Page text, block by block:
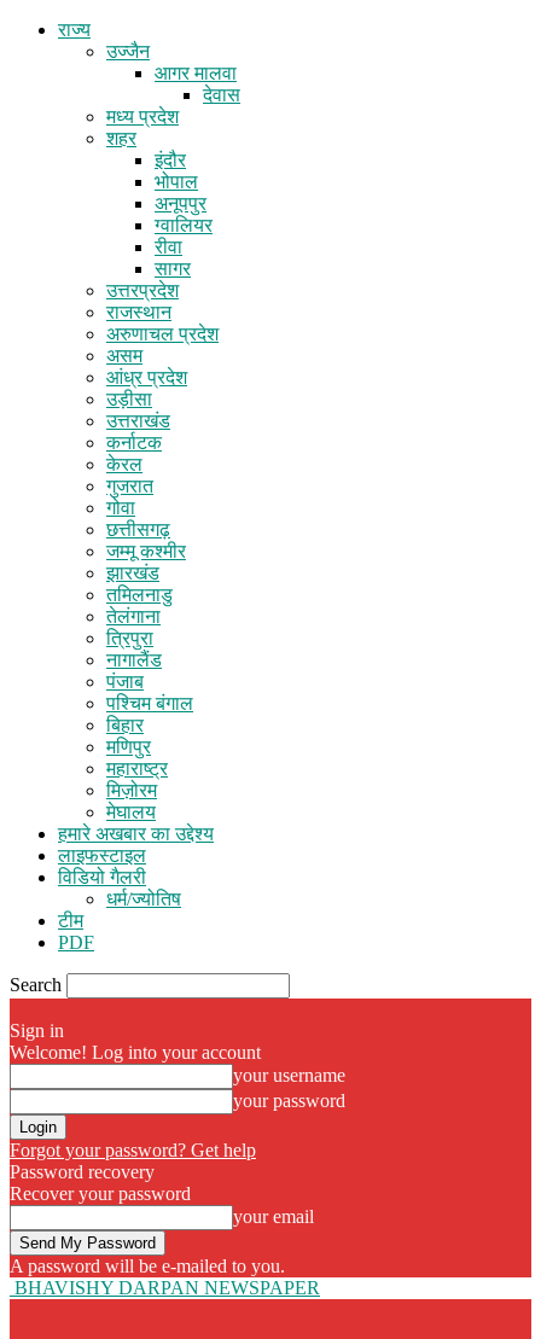
राज्य
उज्जैन
आगर मालवा
देवास
मध्य प्रदेश
शहर
इंदौर
भोपाल
अनूपपुर
ग्वालियर
रीवा
सागर
उत्तरप्रदेश
राजस्थान
अरुणाचल प्रदेश
असम
आंध्र प्रदेश
उड़ीसा
उत्तराखंड
कर्नाटक
केरल
गुजरात
गोवा
छत्तीसगढ़
जम्मू कश्मीर
झारखंड
तमिलनाडु
तेलंगाना
त्रिपुरा
नागालैंड
पंजाब
पश्चिम बंगाल
बिहार
मणिपुर
महाराष्ट्र
मिज़ोरम
मेघालय
हमारे अखबार का उद्देश्य
लाइफस्टाइल
विडियो गैलरी
धर्म/ज्योतिष
टीम
PDF
Search
Sign in
Welcome! Log into your account
your username
your password
Forgot your password? Get help
Password recovery
Recover your password
your email
A password will be e-mailed to you.
BHAVISHY DARPAN NEWSPAPER